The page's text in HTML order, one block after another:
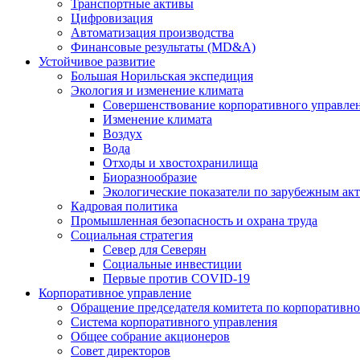
Транспортные активы
Цифровизация
Автоматизация производства
Финансовые результаты (MD&A)
Устойчивое развитие
Большая Норильская экспедиция
Экология и изменение климата
Совершенствование корпоративного
Изменение климата
Воздух
Вода
Отходы и хвостохранилища
Биоразнообразие
Экологические показатели по зарубежным
Кадровая политика
Промышленная безопасность и охрана труда
Социальная стратегия
Север для Северян
Социальные инвестиции
Первые против COVID‑19
Корпоративное управление
Обращение председателя комитета по
Система корпоративного управления
Общее собрание акционеров
Совет директоров